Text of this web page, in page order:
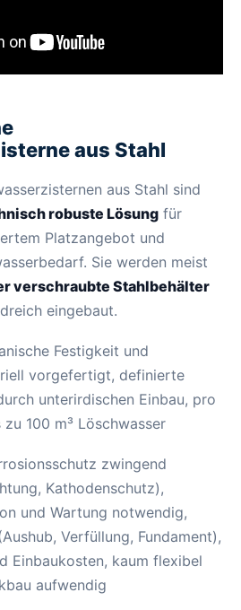
aus Stahl
aus Stahl sind
robuste Lösung für
Platzangebot und
Sie werden meist
verschraubte Stahlbehälter
eingebaut.
Festigkeit und
vorgefertigt, definierte
unterirdischen Einbau, pro
100 m³ Löschwasser
zwingend
Kathodenschutz),
und Wartung notwendig,
Verfüllung, Fundament),
Einbaukosten, kaum flexibel
aufwendig